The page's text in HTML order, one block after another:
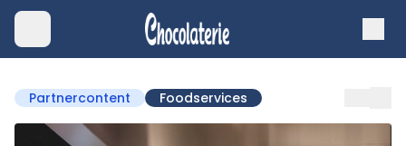
Partnercontent Foodservices